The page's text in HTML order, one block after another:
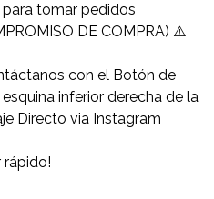
tomar pedidos
DE COMPRA) ⚠️
con el Botón de
inferior derecha de la
Directo via Instagram
rápido!